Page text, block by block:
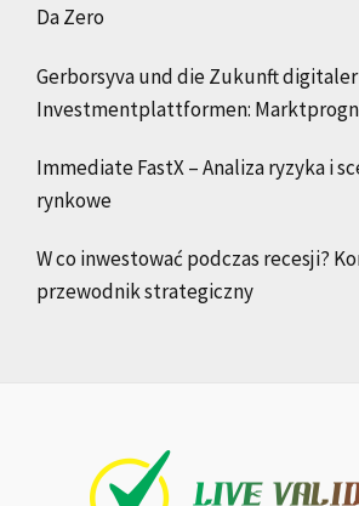
Da Zero
Gerborsyva und die Zukunft digitaler
Investmentplattformen:
Immediate FastX – Analiza ryzyka i
rynkowe
W co inwestować podczas recesji?
przewodnik strategiczny